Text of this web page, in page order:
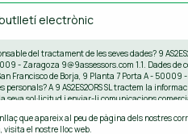
i la
amb la
i les persones
electrònic
del tractament de les seves dades? 9
- Zaragoza 9@9assessors.com 1.1. Dades de
Francisco de Borja, 9 Planta 7 Porta A - 50009
A 9 AS2ES2ORS SL tractem la
sol·licitud i enviar-li comunicacions
3. Per quant temps conservarem les seves
que apareix al peu de pàgina dels nostres
el nostre lloc web.